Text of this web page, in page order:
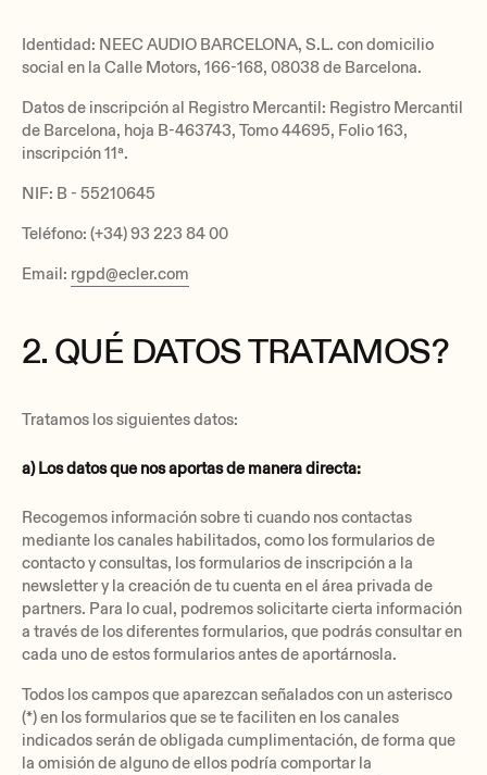
Identidad: NEEC AUDIO BARCELONA, S.L. con domicilio
social en la Calle Motors, 166-168, 08038 de Barcelona.
Datos de inscripción al Registro Mercantil: Registro Mercantil
de Barcelona, hoja B-463743, Tomo 44695, Folio 163,
inscripción 11ª.
NIF: B - 55210645
Teléfono: (+34) 93 223 84 00
Email: rgpd@ecler.com
2. QUÉ DATOS TRATAMOS?
Tratamos los siguientes datos:
a) Los datos que nos aportas de manera directa:
Recogemos información sobre ti cuando nos contactas
mediante los canales habilitados, como los formularios de
contacto y consultas, los formularios de inscripción a la
newsletter y la creación de tu cuenta en el área privada de
partners. Para lo cual, podremos solicitarte cierta información
a través de los diferentes formularios, que podrás consultar en
cada uno de estos formularios antes de aportárnosla.
‍Todos los campos que aparezcan señalados con un asterisco
(*) en los formularios que se te faciliten en los canales
indicados serán de obligada cumplimentación, de forma que
la omisión de alguno de ellos podría comportar la